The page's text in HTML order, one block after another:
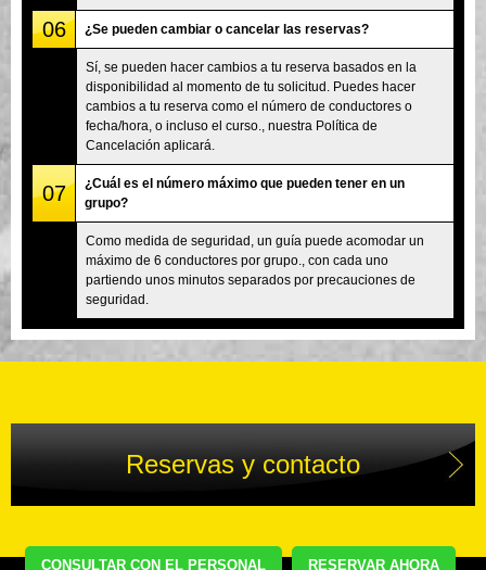
CONSULTAR CON EL PERSONAL RESERVAR AHORA
06 ¿Se pueden cambiar o cancelar las reservas?
Sí, se pueden hacer cambios a tu reserva basados en la
disponibilidad al momento de tu solicitud. Puedes hacer
cambios a tu reserva como el número de conductores o
fecha/hora, o incluso el curso., nuestra Política de
Cancelación aplicará.
07
¿Cuál es el número máximo que pueden tener en un
grupo?
Como medida de seguridad, un guía puede acomodar un
máximo de 6 conductores por grupo., con cada uno
partiendo unos minutos separados por precauciones de
seguridad.
Reservas y contacto